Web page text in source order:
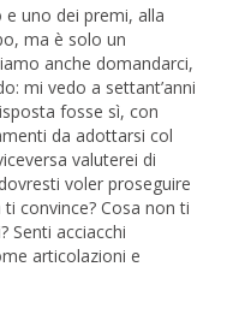
uno dei premi, alla
ma è solo un
anche domandarci,
mi vedo a settant’anni
fosse sì, con
da adottarsi col
valuterei di
voler proseguire
convince? Cosa non ti
Senti acciacchi
articolazioni e